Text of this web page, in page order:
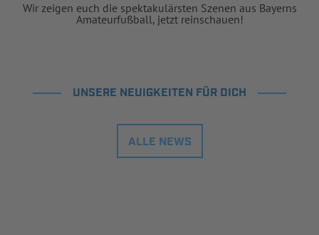
Wir zeigen euch die spektakulärsten Szenen aus Bayerns
Amateurfußball, jetzt reinschauen!
UNSERE NEUIGKEITEN FÜR DICH
ALLE NEWS